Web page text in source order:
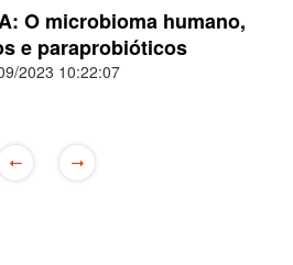
O microbioma humano,
e paraprobióticos
2023 10:22:07